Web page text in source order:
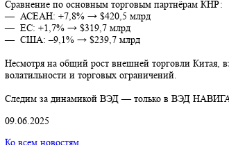
▪ выросла на 1,3%, до $2,5 трлн
▪ экспорт: +6% до $1,485 трлн
▪ импорт: –4,9%, до $1,013 трлн
Сравнение по основным торговым партнёрам
— АСЕАН: +7,8% → $420,5 млрд
— США: –9,1% → $239,7 млрд
Несмотря на общий рост внешней торговли
волатильности и торговых ограничений.